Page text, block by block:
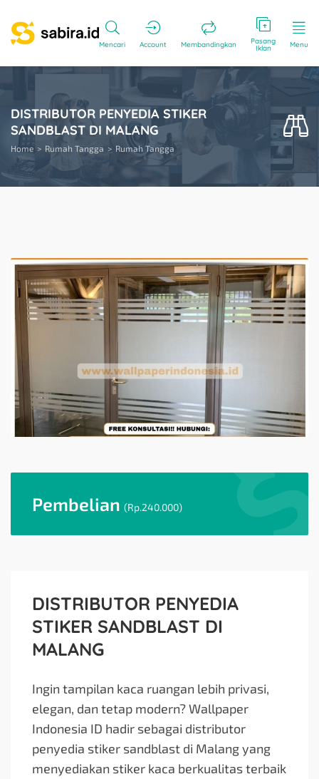
Mencari Account Membandingkan Pasang
Iklan Menu
DISTRIBUTOR PENYEDIA STIKER
SANDBLAST DI MALANG
Home Rumah Tangga Rumah Tangga
Pembelian (Rp.240.000)
DISTRIBUTOR PENYEDIA
STIKER SANDBLAST DI
MALANG
Ingin tampilan kaca ruangan lebih privasi,
elegan, dan tetap modern? Wallpaper
Indonesia ID hadir sebagai distributor
penyedia stiker sandblast di Malang yang
menyediakan stiker kaca berkualitas terbaik